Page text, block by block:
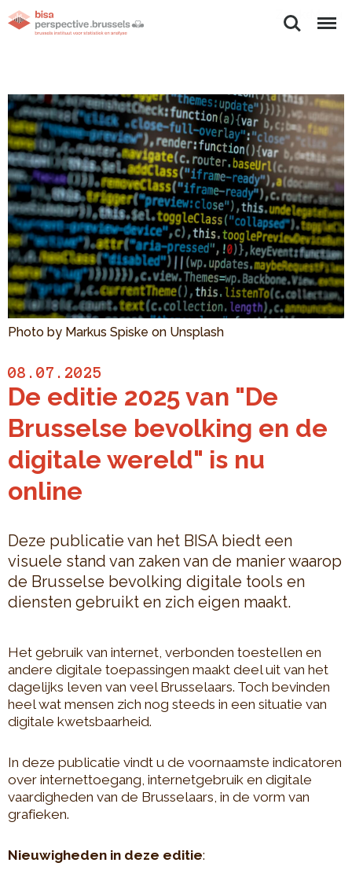
ZoekenMenu
Photo by Markus Spiske on Unsplash
08.07.2025
De editie 2025 van "De
Brusselse bevolking en de
digitale wereld" is nu
online
Deze publicatie van het BISA biedt een
visuele stand van zaken van de manier waarop
de Brusselse bevolking digitale tools en
diensten gebruikt en zich eigen maakt.
Het gebruik van internet, verbonden toestellen en
andere digitale toepassingen maakt deel uit van het
dagelijks leven van veel Brusselaars. Toch bevinden
heel wat mensen zich nog steeds in een situatie van
digitale kwetsbaarheid.
In deze publicatie vindt u de voornaamste indicatoren
over internettoegang, internetgebruik en digitale
vaardigheden van de Brusselaars, in de vorm van
grafieken.
Nieuwigheden in deze editie: